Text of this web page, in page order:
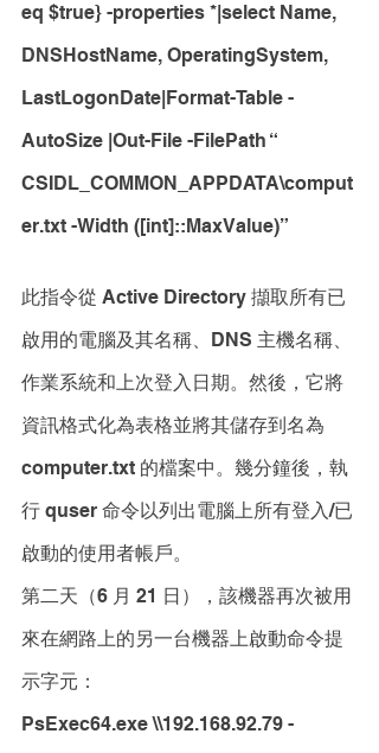
eq $true} -properties *|select Name,
DNSHostName, OperatingSystem,
LastLogonDate|Format-Table -
AutoSize |Out-File -FilePath “
CSIDL_COMMON_APPDATA\comput
er.txt -Width ([int]::MaxValue)”
此指令從 Active Directory 擷取所有已
啟用的電腦及其名稱、DNS 主機名稱、
作業系統和上次登入日期。然後，它將
資訊格式化為表格並將其儲存到名為
computer.txt 的檔案中。幾分鐘後，執
行 quser 命令以列出電腦上所有登入/已
啟動的使用者帳戶。
第二天（6 月 21 日），該機器再次被用
來在網路上的另一台機器上啟動命令提
示字元：
PsExec64.exe \\192.168.92.79 -